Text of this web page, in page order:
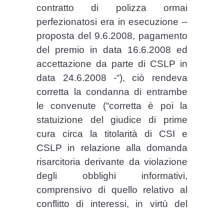
contratto di polizza ormai
perfezionatosi era in esecuzione –
proposta del 9.6.2008, pagamento
del premio in data 16.6.2008 ed
accettazione da parte di CSLP in
data 24.6.2008 -“), ciò rendeva
corretta la condanna di entrambe
le convenute (“corretta è poi la
statuizione del giudice di prime
cura circa la titolarità di CSI e
CSLP in relazione alla domanda
risarcitoria derivante da violazione
degli obblighi informativi,
comprensivo di quello relativo al
conflitto di interessi, in virtù del